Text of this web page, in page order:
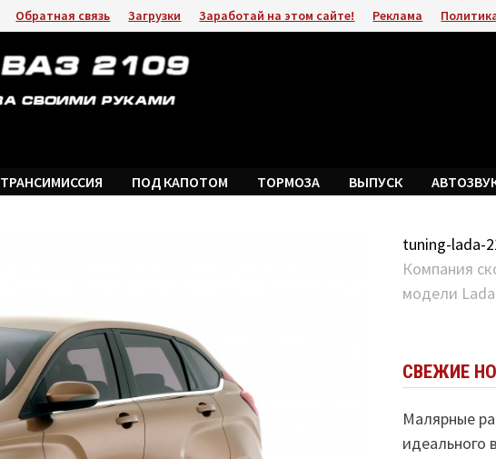
Обратная связь Загрузки Заработай на этом сайте! Реклама
ТРАНСИМИССИЯ ПОД КАПОТОМ ТОРМОЗА ВЫПУСК
tuning-lada-
Компания
модели Lada
СВЕЖИЕ
Малярные
идеального